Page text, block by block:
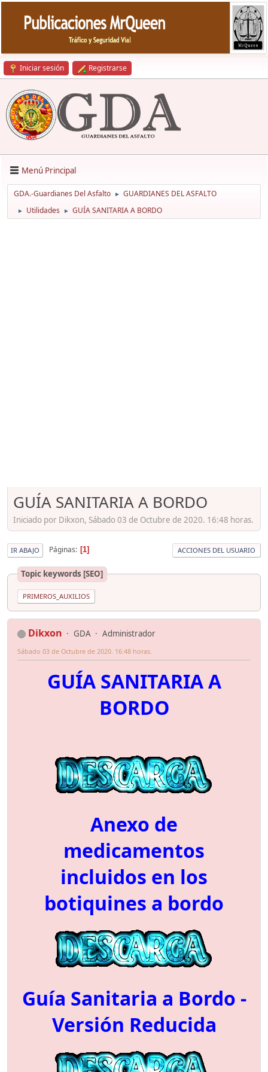
Iniciar sesión Registrarse
Menú Principal
GDA.-Guardianes Del Asfalto ► GUARDIANES DEL ASFALTO
► Utilidades ► GUÍA SANITARIA A BORDO
GUÍA SANITARIA A BORDO
Iniciado por Dikxon, Sábado 03 de Octubre de 2020. 16:48 horas.
IR ABAJO Páginas 1 ACCIONES DEL USUARIO
Topic keywords [SEO]
PRIMEROS_AUXILIOS
Dikxon GDA Administrador
Sábado 03 de Octubre de 2020. 16:48 horas.
GUÍA SANITARIA A
BORDO
Anexo de
medicamentos
incluidos en los
botiquines a bordo
Guía Sanitaria a Bordo -
Versión Reducida